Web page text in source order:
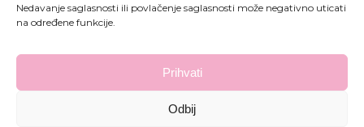
Nedavanje saglasnosti ili povlačenje saglasnosti može negativno uticati
na određene funkcije.
Prihvati
Odbij